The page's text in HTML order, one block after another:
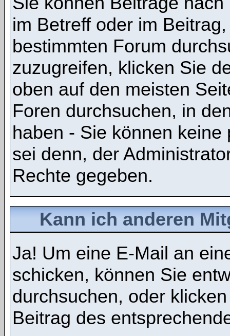
im Betreff oder im
bestimmten Forum
zuzugreifen, klicken Sie
oben auf den meisten
Foren durchsuchen, in
haben - Sie können
sei denn, der
Rechte gegeben.
Kann ich anderen
Ja! Um eine E-Mail an
schicken, können Sie
durchsuchen, oder
Beitrag des